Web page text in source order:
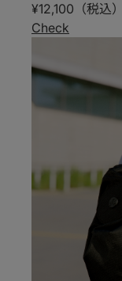
¥12,100（税込）
Check